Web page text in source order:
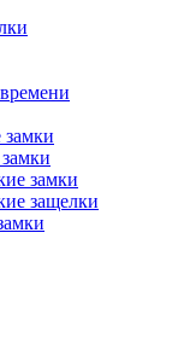
замки
защелки